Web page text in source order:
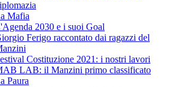
Mafia
2030 e i suoi Goal
Ferigo raccontato dai ragazzi del
Costituzione 2021: i nostri lavori
LAB: il Manzini primo classificato
Paura